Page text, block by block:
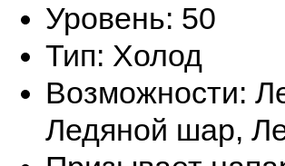
Уровень: 50
Тип: Холод
Возможности:
Ледяной шар,